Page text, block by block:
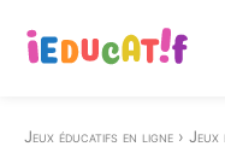
Jeux éducatifs en ligne Jeux